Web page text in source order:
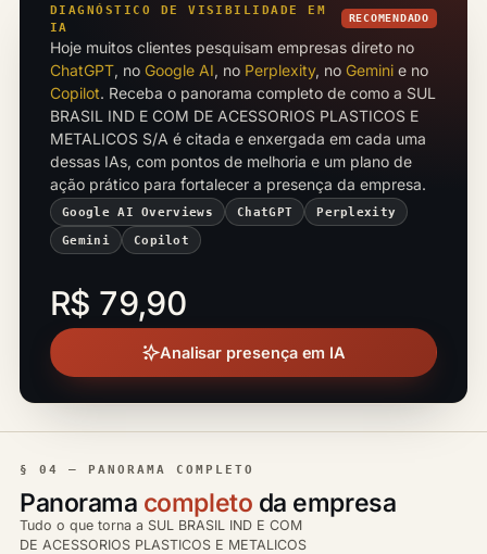
DIAGNÓSTICO DE VISIBILIDADE EM
IA
RECOMENDADO
Hoje muitos clientes pesquisam empresas direto no
ChatGPT, no Google AI, no Perplexity, no Gemini e no
Copilot. Receba o panorama completo de como a SUL
BRASIL IND E COM DE ACESSORIOS PLASTICOS E
METALICOS S/A é citada e enxergada em cada uma
dessas IAs, com pontos de melhoria e um plano de
ação prático para fortalecer a presença da empresa.
Google AI Overviews ChatGPT Perplexity
Gemini Copilot
R$ 79,90
Analisar presença em IA
§ 04 — PANORAMA COMPLETO
Panorama completo da empresa
Tudo o que torna a SUL BRASIL IND E COM
DE ACESSORIOS PLASTICOS E METALICOS